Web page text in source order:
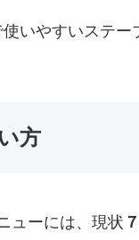
いやすいステ
方
ューには、現状